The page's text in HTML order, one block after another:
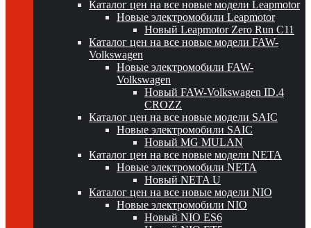
Каталог цен на все новые модели Leapmotor
Новые электромобили Leapmotor
Новый Leapmotor Zero Run C11
Каталог цен на все новые модели FAW-
Volkswagen
Новые электромобили FAW-
Volkswagen
Новый FAW-Volkswagen ID.4
CROZZ
Каталог цен на все новые модели SAIC
Новые электромобили SAIC
Новый MG MULAN
Каталог цен на все новые модели NETA
Новые электромобили NETA
Новый NETA U
Каталог цен на все новые модели NIO
Новые электромобили NIO
Новый NIO ES6